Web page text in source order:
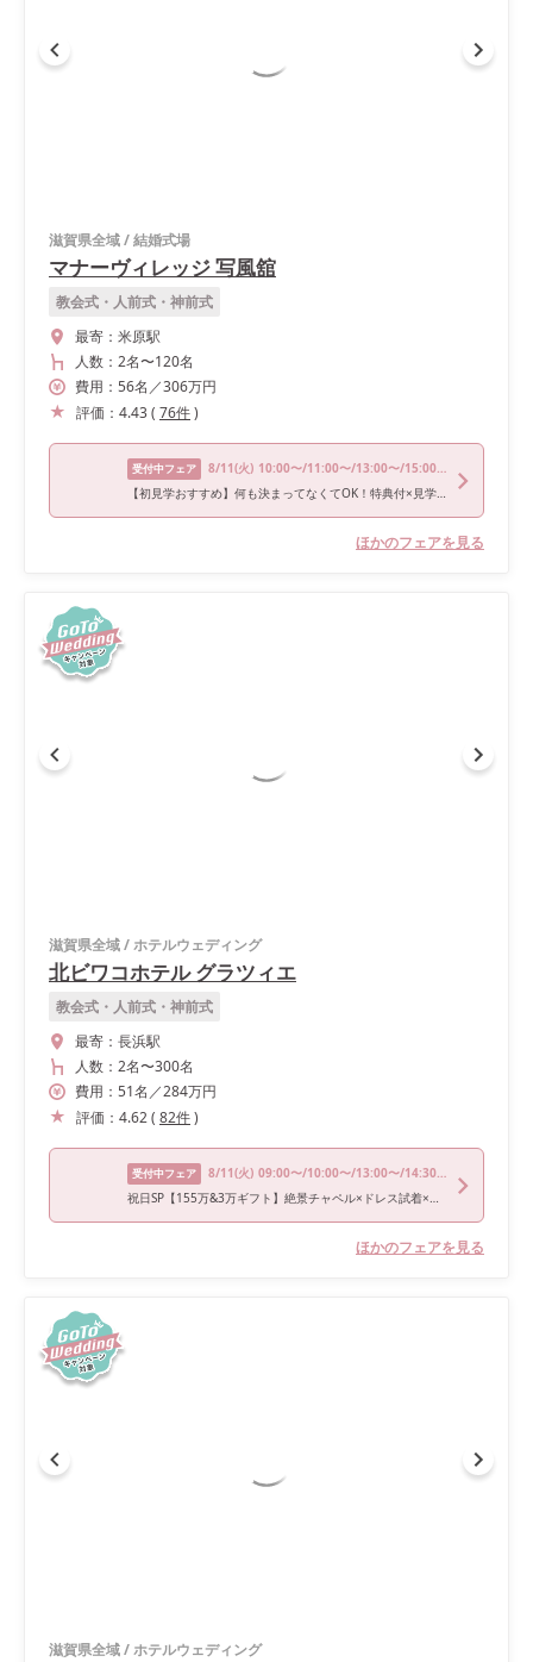
滋賀県全域/結婚式場
マナーヴィレッジ 写風舘
教会式・人前式・神前式
最寄： 米原駅
人数： 2名〜120名
費用： 56名 ／306万円
評価： 4.43( 76件)
受付中フェア 8/11(火) 10:00〜/11:00〜/13:00〜/15:00〜/16:00〜
【初見学おすすめ】何も決まってなくてOK！特典付×見学相談会
ほかのフェアを見る
滋賀県全域/ホテルウェディング
北ビワコホテル グラツィエ
教会式・人前式・神前式
最寄： 長浜駅
人数： 2名〜300名
費用： 51名 ／284万円
評価： 4.62( 82件)
受付中フェア 8/11(火) 09:00〜/10:00〜/13:00〜/14:30〜/16:00〜
祝日SP【155万&3万ギフト】絶景チャペル×ドレス試着×豪華試食
ほかのフェアを見る
滋賀県全域/ホテルウェディング